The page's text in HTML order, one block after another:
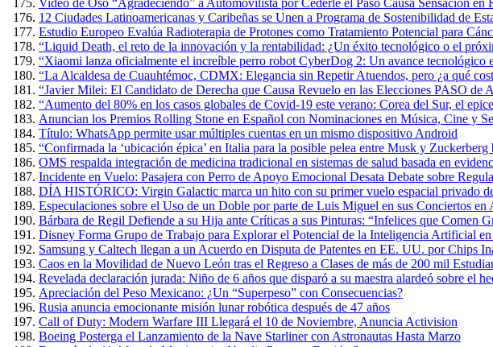
Video de Oso “Agradeciendo” a Automovilista por Cederle el Paso Causa Sensación en
12 Ciudades Latinoamericanas y Caribeñas se Unen a Programa de Sostenibilidad de
Estudio Europeo Evalúa Radioterapia de Protones como Tratamiento Potencial para
“Liquid Death, el reto de la innovación y la rentabilidad: ¿Un éxito tecnológico o el
“Xiaomi lanza oficialmente el increíble perro robot CyberDog 2: Un avance tecnológico
“La Alcaldesa de Cuauhtémoc, CDMX: Elegancia sin Repetir Atuendos, pero ¿a qué
“Javier Milei: El Candidato de Derecha que Causa Revuelo en las Elecciones PASO de
“Aumento del 80% en los casos globales de Covid-19 este verano: Corea del Sur, el
Anuncian los Premios Rolling Stone en Español con Nominaciones en Música, Cine y
Título: WhatsApp permite usar múltiples cuentas en un mismo dispositivo Android
“Confirmada la ‘ubicación épica’ en Italia para la posible pelea entre Musk y
OMS respalda integración de medicina tradicional en sistemas de salud basada en
Incidente en Vuelo: Pasajera con Perro de Apoyo Emocional Desata Debate sobre
DÍA HISTÓRICO: Virgin Galactic marca un hito con su primer vuelo espacial privado
Especulaciones sobre el Uso de un Doble por parte de Luis Miguel en sus Conciertos en
Bárbara de Regil Defiende a su Hija ante Críticas a sus Pinturas: “Infelices que Comen
Disney Forma Grupo de Trabajo para Explorar el Potencial de la Inteligencia Artificial
Samsung y Caltech llegan a un Acuerdo en Disputa de Patentes en EE. UU. por Chips
Caos en la Movilidad de Nuevo León tras el Regreso a Clases de más de 200 mil
Revelada declaración jurada: Niño de 6 años que disparó a su maestra alardeó sobre el
Apreciación del Peso Mexicano: ¿Un “Superpeso” con Consecuencias?
Rusia anuncia emocionante misión lunar robótica después de 47 años
Call of Duty: Modern Warfare III Llegará el 10 de Noviembre, Anuncia Activision
Boeing Posterga el Lanzamiento de la Nave Starliner con Astronautas Hasta Marzo